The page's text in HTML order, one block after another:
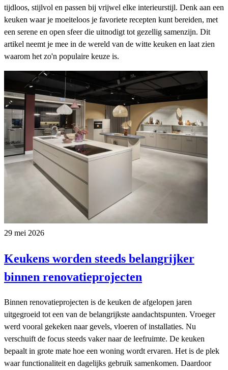
tijdloos, stijlvol en passen bij vrijwel elke interieurstijl. Denk aan een
keuken waar je moeiteloos je favoriete recepten kunt bereiden, met
een serene en open sfeer die uitnodigt tot gezellig samenzijn. Dit
artikel neemt je mee in de wereld van de witte keuken en laat zien
waarom het zo'n populaire keuze is.
29 mei 2026
Keukens worden steeds belangrijker
binnen renovatieprojecten
Binnen renovatieprojecten is de keuken de afgelopen jaren
uitgegroeid tot een van de belangrijkste aandachtspunten. Vroeger
werd vooral gekeken naar gevels, vloeren of installaties. Nu
verschuift de focus steeds vaker naar de leefruimte. De keuken
bepaalt in grote mate hoe een woning wordt ervaren. Het is de plek
waar functionaliteit en dagelijks gebruik samenkomen. Daardoor